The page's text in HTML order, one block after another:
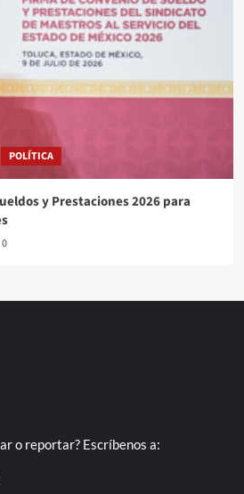
POLÍTICA
y Prestaciones 2026 para
0
o reportar? Escríbenos a: